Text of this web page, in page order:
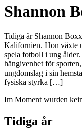
Shannon
Tidiga år Shannon
Kalifornien. Hon växte
spela fotboll i ung
hängivenhet för
ungdomslag i sin
fysiska styrka […]
Im Moment wurden
Tidiga år